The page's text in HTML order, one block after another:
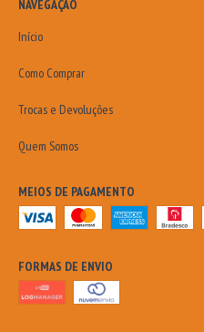
NAVEGAÇÃO
Início
Como Comprar
Trocas e Devoluções
Quem Somos
MEIOS DE PAGAMENTO
FORMAS DE ENVIO